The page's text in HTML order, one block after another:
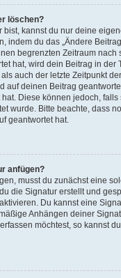
löschen?
bist, kannst du nur deine
indem du das „Ändere
begrenzten Zeitraum
hat, wird dein Beitrag in der
auch der letzte Zeitpunkt
auf deinen Beitrag
Diese können jedoch,
wurde. Bitte beachte, dass
geantwortet hat.
anfügen?
musst du zunächst eine
die Signatur erstellt und
Du kannst eine
Anhängen deiner
möchtest, so kannst